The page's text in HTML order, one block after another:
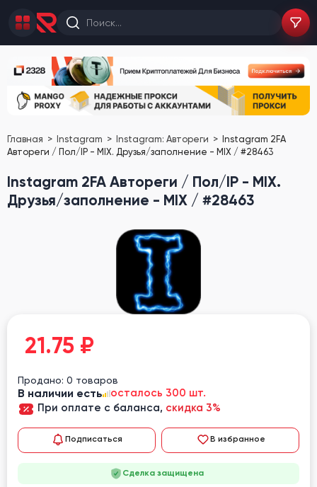
Главная Instagram Instagram: Автореги
Instagram 2FA
Автореги / Пол/IP - MIX. Друзья/заполнение - MIX / #28463
Instagram 2FA Автореги / Пол/IP - MIX.
Друзья/заполнение - MIX / #28463
21.75 ₽
Продано: 0 товаров
В наличии есть
осталось 300 шт.
При оплате с баланса, скидка 3%
Подписаться В избранное
Сделка защищена